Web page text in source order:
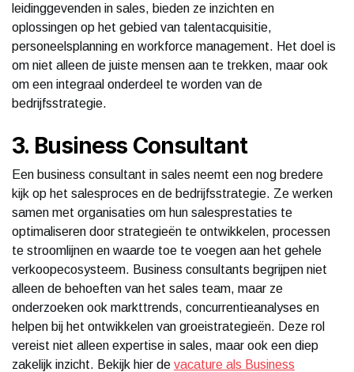
leidinggevenden in sales, bieden ze inzichten en
oplossingen op het gebied van talentacquisitie,
personeelsplanning en workforce management. Het doel is
om niet alleen de juiste mensen aan te trekken, maar ook
om een integraal onderdeel te worden van de
bedrijfsstrategie.
3. Business Consultant
Een business consultant in sales neemt een nog bredere
kijk op het salesproces en de bedrijfsstrategie. Ze werken
samen met organisaties om hun salesprestaties te
optimaliseren door strategieën te ontwikkelen, processen
te stroomlijnen en waarde toe te voegen aan het gehele
verkoopecosysteem. Business consultants begrijpen niet
alleen de behoeften van het sales team, maar ze
onderzoeken ook markttrends, concurrentieanalyses en
helpen bij het ontwikkelen van groeistrategieën. Deze rol
vereist niet alleen expertise in sales, maar ook een diep
zakelijk inzicht. Bekijk hier de vacature als Business